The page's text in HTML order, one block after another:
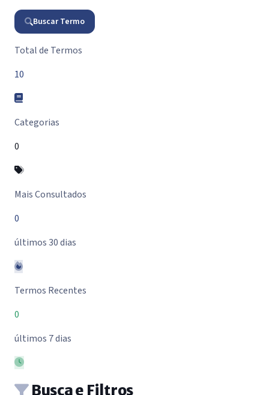
Buscar Termo
Resumo do Glossário
Total de Termos
10
Categorias
0
Mais Consultados
0
últimos 30 dias
Termos Recentes
0
últimos 7 dias
Busca e Filtros